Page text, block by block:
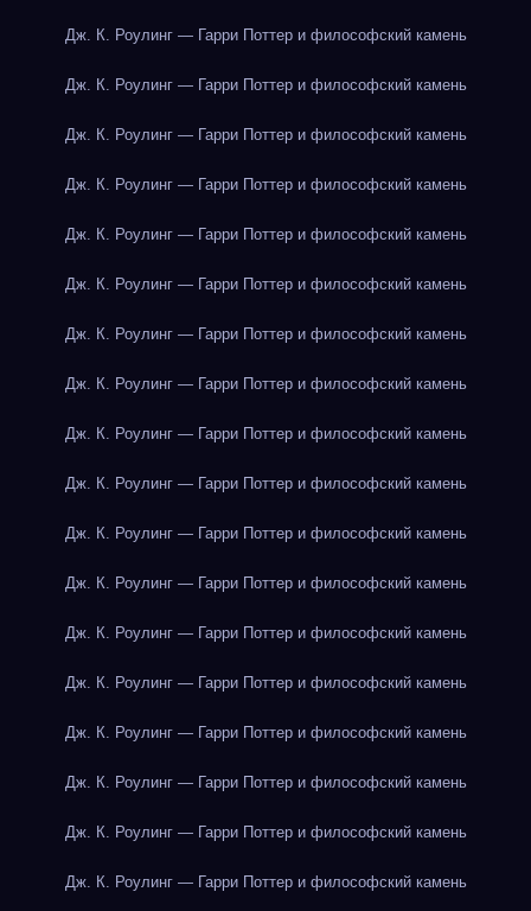
Дж. К. Роулинг — Гарри Поттер и философский камень
Дж. К. Роулинг — Гарри Поттер и философский камень
Дж. К. Роулинг — Гарри Поттер и философский камень
Дж. К. Роулинг — Гарри Поттер и философский камень
Дж. К. Роулинг — Гарри Поттер и философский камень
Дж. К. Роулинг — Гарри Поттер и философский камень
Дж. К. Роулинг — Гарри Поттер и философский камень
Дж. К. Роулинг — Гарри Поттер и философский камень
Дж. К. Роулинг — Гарри Поттер и философский камень
Дж. К. Роулинг — Гарри Поттер и философский камень
Дж. К. Роулинг — Гарри Поттер и философский камень
Дж. К. Роулинг — Гарри Поттер и философский камень
Дж. К. Роулинг — Гарри Поттер и философский камень
Дж. К. Роулинг — Гарри Поттер и философский камень
Дж. К. Роулинг — Гарри Поттер и философский камень
Дж. К. Роулинг — Гарри Поттер и философский камень
Дж. К. Роулинг — Гарри Поттер и философский камень
Дж. К. Роулинг — Гарри Поттер и философский камень